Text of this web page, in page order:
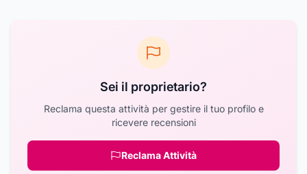
Sei il proprietario?
Reclama questa attività per gestire il tuo profilo e
ricevere recensioni
Reclama Attività